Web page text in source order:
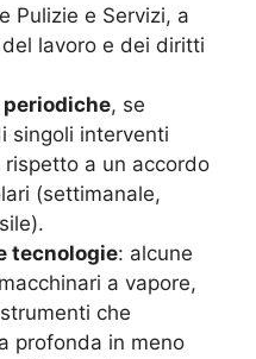
Pulizie e Servizi, a
lavoro e dei diritti
, se
singoli interventi
rispetto a un accordo
(settimanale,
tecnologie: alcune
a vapore,
che
profonda in meno